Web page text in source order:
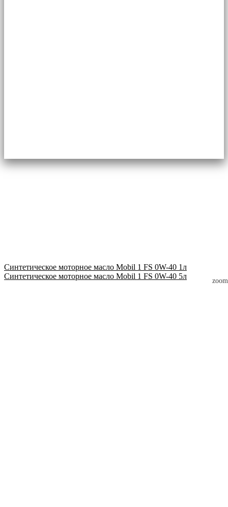
zoom
Синтетическое моторное масло Mobil 1 FS 0W-40 1л
Синтетическое моторное масло Mobil 1 FS 0W-40 5л